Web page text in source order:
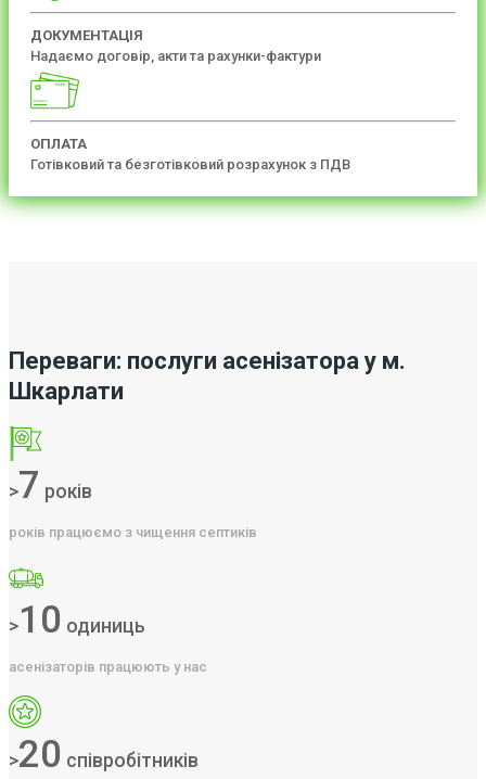
ДОКУМЕНТАЦІЯ
Надаємо договір, акти та рахунки-фактури
ОПЛАТА
Готівковий та безготівковий розрахунок з ПДВ
Переваги: послуги асенізатора у м.
Шкарлати
>7 років
років працюємо з чищення септиків
>10 одиниць
асенізаторів працюють у нас
>20 співробітників